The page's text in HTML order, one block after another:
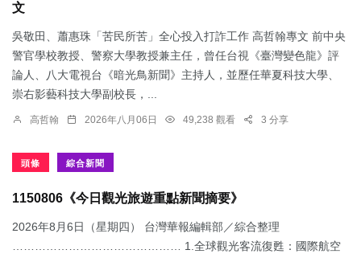
文
吳敬田、蕭惠珠「苦民所苦」全心投入打詐工作 高哲翰專文 前中央
警官學校教授、警察大學教授兼主任，曾任台視《臺灣變色龍》評
論人、八大電視台《暗光鳥新聞》主持人，並歷任華夏科技大學、
崇右影藝科技大學副校長，...
高哲翰 2026年八月06日 49,238 觀看 3 分享
頭條 綜合新聞
1150806《今日觀光旅遊重點新聞摘要》
2026年8月6日（星期四） 台灣華報編輯部／綜合整理
……………………………………… 1.​全球觀光客流復甦：國際航空